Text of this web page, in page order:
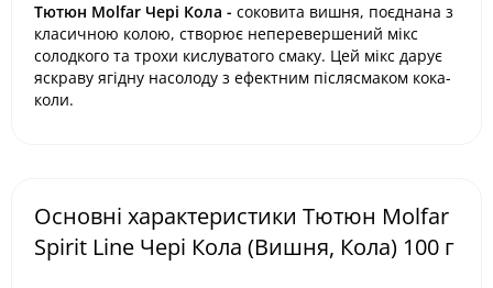
Тютюн Molfar Чері Кола - соковита вишня, поєднана з
класичною колою, створює неперевершений мікс
солодкого та трохи кислуватого смаку. Цей мікс дарує
яскраву ягідну насолоду з ефектним післясмаком кока-
коли.
Основні характеристики Тютюн Molfar
Spirit Line Чері Кола (Вишня, Кола) 100 г